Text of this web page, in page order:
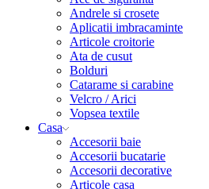
Andrele si crosete
Aplicatii imbracaminte
Articole croitorie
Ata de cusut
Bolduri
Catarame si carabine
Velcro / Arici
Vopsea textile
Casa
Accesorii baie
Accesorii bucatarie
Accesorii decorative
Articole casa